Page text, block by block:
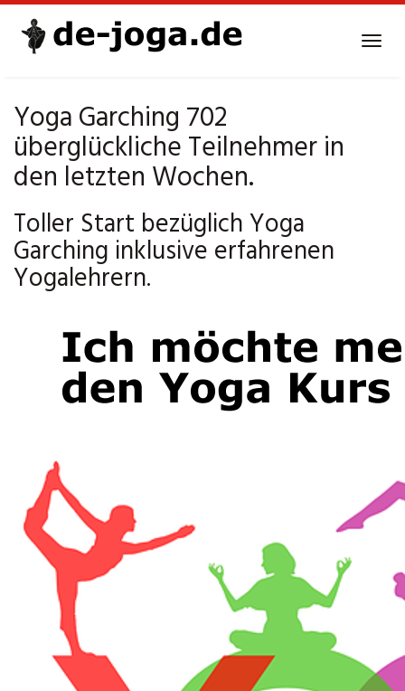
Yoga Garching 702
überglückliche Teilnehmer in
den letzten Wochen.
Toller Start bezüglich Yoga
Garching inklusive erfahrenen
Yogalehrern.